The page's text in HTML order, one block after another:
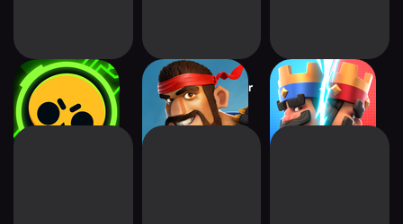
Brawl Stars
Boom Beach: War
Strategy Game
Clash Royale